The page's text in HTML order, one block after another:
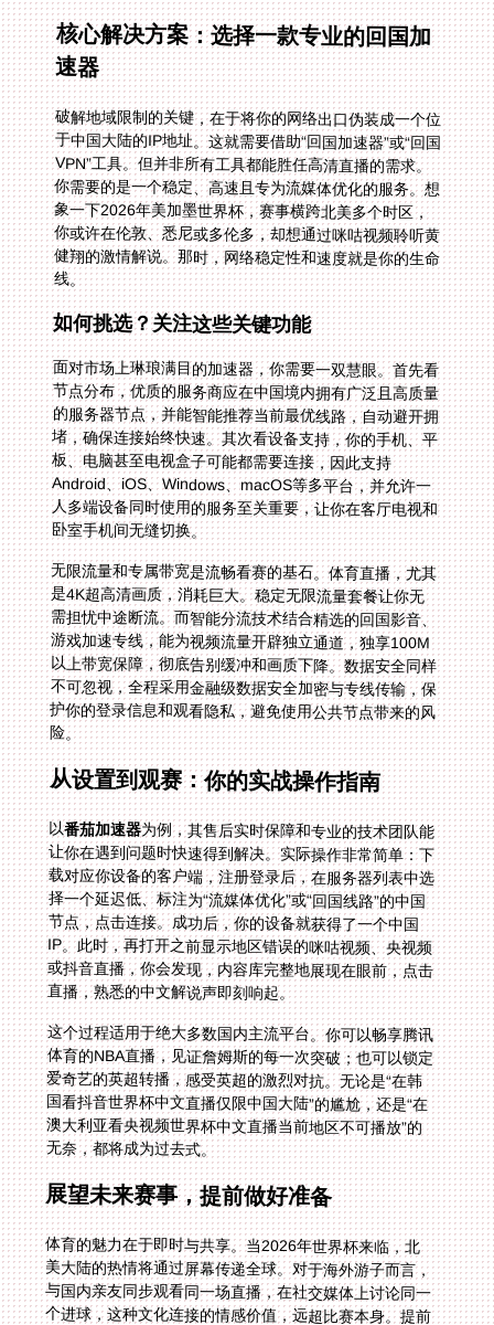
核心解决方案：选择一款专业的回国加
速器
破解地域限制的关键，在于将你的网络出口伪装成一个位
于中国大陆的IP地址。这就需要借助“回国加速器”或“回国
VPN”工具。但并非所有工具都能胜任高清直播的需求。
你需要的是一个稳定、高速且专为流媒体优化的服务。想
象一下2026年美加墨世界杯，赛事横跨北美多个时区，
你或许在伦敦、悉尼或多伦多，却想通过咪咕视频聆听黄
健翔的激情解说。那时，网络稳定性和速度就是你的生命
线。
如何挑选？关注这些关键功能
面对市场上琳琅满目的加速器，你需要一双慧眼。首先看
节点分布，优质的服务商应在中国境内拥有广泛且高质量
的服务器节点，并能智能推荐当前最优线路，自动避开拥
堵，确保连接始终快速。其次看设备支持，你的手机、平
板、电脑甚至电视盒子可能都需要连接，因此支持
Android、iOS、Windows、macOS等多平台，并允许一
人多端设备同时使用的服务至关重要，让你在客厅电视和
卧室手机间无缝切换。
无限流量和专属带宽是流畅看赛的基石。体育直播，尤其
是4K超高清画质，消耗巨大。稳定无限流量套餐让你无
需担忧中途断流。而智能分流技术结合精选的回国影音、
游戏加速专线，能为视频流量开辟独立通道，独享100M
以上带宽保障，彻底告别缓冲和画质下降。数据安全同样
不可忽视，全程采用金融级数据安全加密与专线传输，保
护你的登录信息和观看隐私，避免使用公共节点带来的风
险。
从设置到观赛：你的实战操作指南
以番茄加速器为例，其售后实时保障和专业的技术团队能
让你在遇到问题时快速得到解决。实际操作非常简单：下
载对应你设备的客户端，注册登录后，在服务器列表中选
择一个延迟低、标注为“流媒体优化”或“回国线路”的中国
节点，点击连接。成功后，你的设备就获得了一个中国
IP。此时，再打开之前显示地区错误的咪咕视频、央视频
或抖音直播，你会发现，内容库完整地展现在眼前，点击
直播，熟悉的中文解说声即刻响起。
这个过程适用于绝大多数国内主流平台。你可以畅享腾讯
体育的NBA直播，见证詹姆斯的每一次突破；也可以锁定
爱奇艺的英超转播，感受英超的激烈对抗。无论是“在韩
国看抖音世界杯中文直播仅限中国大陆”的尴尬，还是“在
澳大利亚看央视频世界杯中文直播当前地区不可播放”的
无奈，都将成为过去式。
展望未来赛事，提前做好准备
体育的魅力在于即时与共享。当2026年世界杯来临，北
美大陆的热情将通过屏幕传递全球。对于海外游子而言，
与国内亲友同步观看同一场直播，在社交媒体上讨论同一
个进球，这种文化连接的情感价值，远超比赛本身。提前
选择并熟悉一款可靠的回国加速器，就是为你未来的观赛
盛宴买好了最前排的门票。它不再是一个简单的工具，而